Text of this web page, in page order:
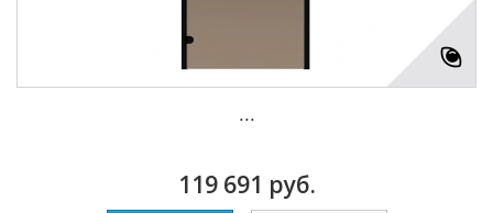
...
119 691 руб.